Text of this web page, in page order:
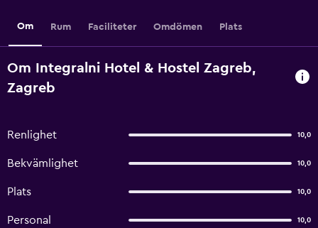
Om Rum Faciliteter Omdömen Plats
Om Integralni Hotel & Hostel Zagreb,
Zagreb
Renlighet 10,0
Bekvämlighet 10,0
Plats 10,0
Personal 10,0